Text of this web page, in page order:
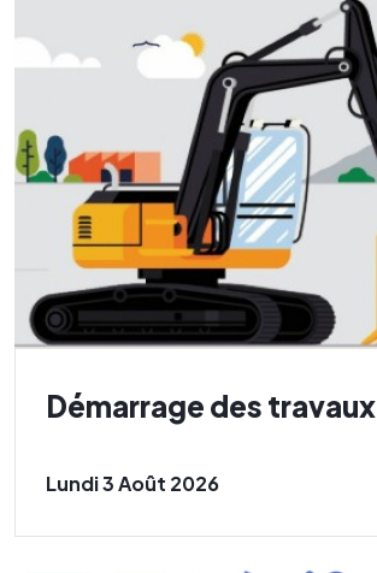
Démarrage des travaux
Lundi 3 Août 2026